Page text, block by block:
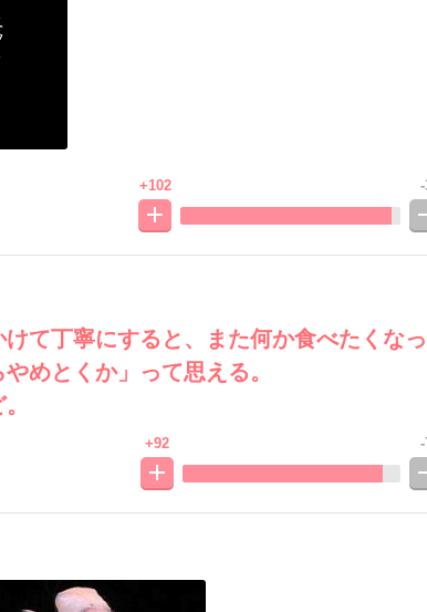
+102
て丁寧にすると、また何か食べたくな
めとくか」って思える。
+92